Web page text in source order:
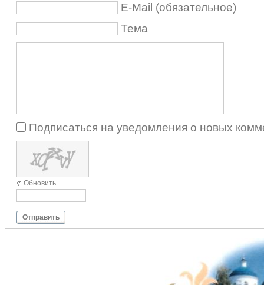
E-Mail (обязательное)
Тема
Подписаться на уведомления о новых
Обновить
Отправить